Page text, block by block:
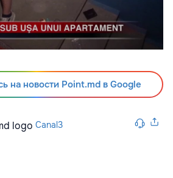
на новости Point.md в Google
Canal3